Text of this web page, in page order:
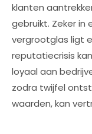
klanten
gebruikt. Zeker in
vergrootglas ligt
reputatiecrisis
loyaal aan
zodra twijfel
waarden, kan